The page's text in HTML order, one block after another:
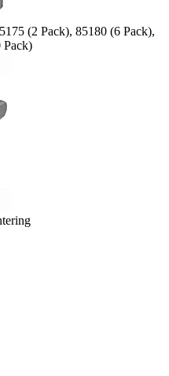
(2 Pack), 85180 (6 Pack),
Pack)